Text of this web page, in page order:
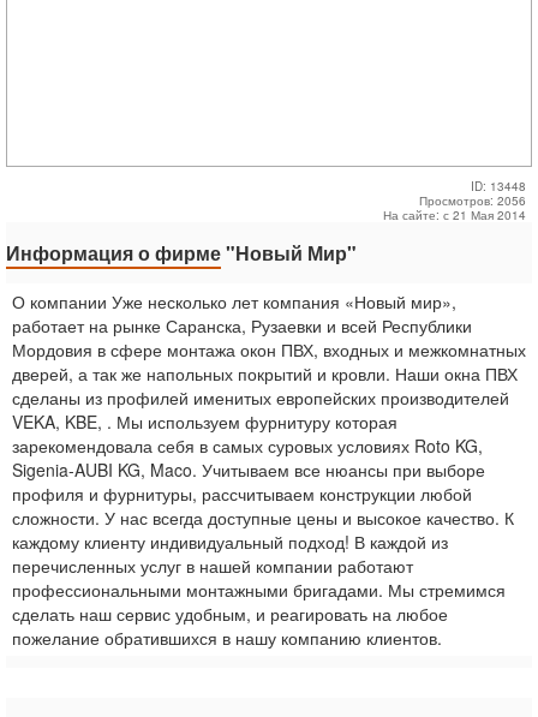
ID: 13448
Просмотров: 2056
На сайте: с 21 Мая 2014
Информация о фирме"Новый Мир"
О компании Уже несколько лет компания «Новый мир»,
работает на рынке Саранска, Рузаевки и всей Республики
Мордовия в сфере монтажа окон ПВХ, входных и межкомнатных
дверей, а так же напольных покрытий и кровли. Наши окна ПВХ
сделаны из профилей именитых европейских производителей
VEKA, KBE, . Мы используем фурнитуру которая
зарекомендовала себя в самых суровых условиях Roto KG,
Sigenia-AUBI KG, Maco. Учитываем все нюансы при выборе
профиля и фурнитуры, рассчитываем конструкции любой
сложности. У нас всегда доступные цены и высокое качество. К
каждому клиенту индивидуальный подход! В каждой из
перечисленных услуг в нашей компании работают
профессиональными монтажными бригадами. Мы стремимся
сделать наш сервис удобным, и реагировать на любое
пожелание обратившихся в нашу компанию клиентов.